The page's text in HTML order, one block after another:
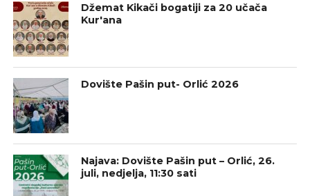
Džemat Kikači bogatiji za 20 učača
Kur'ana
Dovište Pašin put- Orlić 2026
Najava: Dovište Pašin put – Orlić, 26.
juli, nedjelja, 11:30 sati